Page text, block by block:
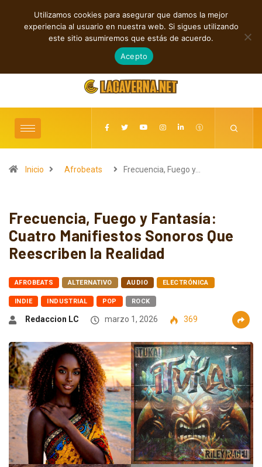
TENDENCIAS
Cuatro lanzamientos independientes entre introspección y fuerza
agosto 6, 2026
Inicio Afrobeats Frecuencia, Fuego y…
Frecuencia, Fuego y Fantasía:
Cuatro Manifiestos Sonoros Que
Reescriben la Realidad
AFROBEATS ALTERNATIVO AUDIO ELECTRÓNICA
INDIE INDUSTRIAL POP ROCK
Redaccion LC marzo 1, 2026 369
Utilizamos cookies para asegurar que damos la mejor
experiencia al usuario en nuestra web. Si sigues utilizando
este sitio asumiremos que estás de acuerdo.
Acepto